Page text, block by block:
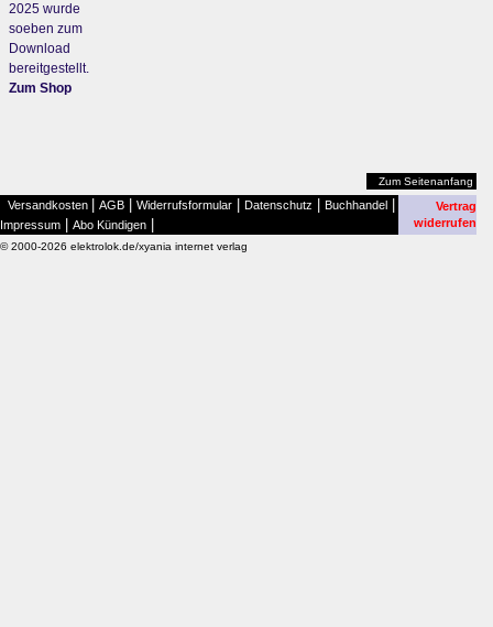
2025 wurde
soeben zum
Download
bereitgestellt.
Zum Shop
Zum Seitenanfang
Versandkosten AGB Widerrufsformular Datenschutz Buchhandel
Impressum Abo Kündigen
Vertrag
widerrufen
© 2000-2026 elektrolok.de/xyania internet verlag